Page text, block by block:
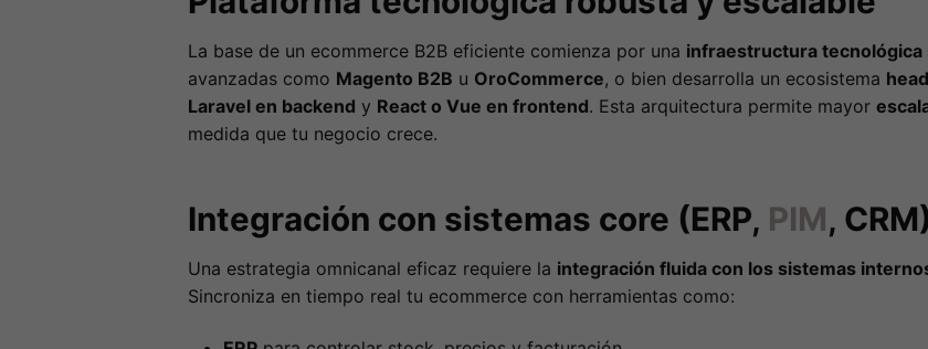
La base de un ecommerce B2B eficiente comienza por una infraestructura tecnológica
avanzadas como Magento B2B u OroCommerce, o bien desarrolla un ecosistema
Laravel en backend y React o Vue en frontend. Esta arquitectura permite mayor
medida que tu negocio crece.
Integración con sistemas core (ERP, PIM,
Una estrategia omnicanal eficaz requiere la integración fluida con los sistemas
Sincroniza en tiempo real tu ecommerce con herramientas como: